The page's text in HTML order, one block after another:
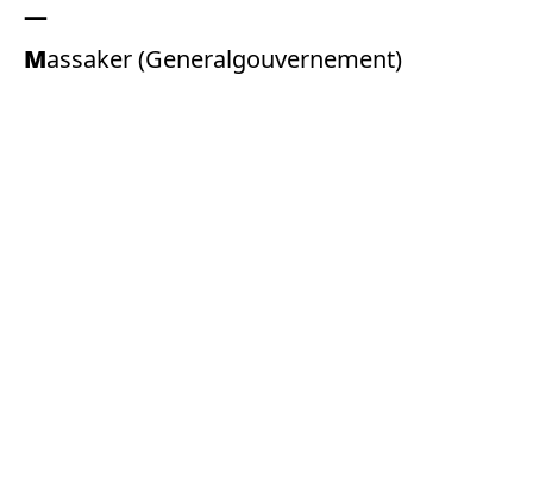
Massaker (Generalgouvernement)